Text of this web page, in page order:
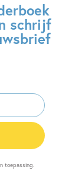
schrijf
toepassing.